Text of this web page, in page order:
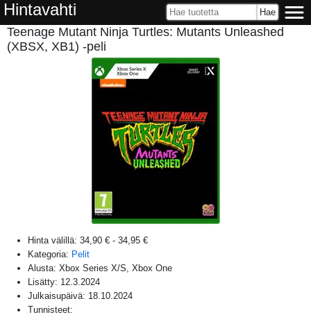
Hintavahti
Teenage Mutant Ninja Turtles: Mutants Unleashed
(XBSX, XB1) -peli
Hinta välillä: 34,90 € - 34,95 €
Kategoria: Pelit
Alusta: Xbox Series X/S, Xbox One
Lisätty: 12.3.2024
Julkaisupäivä: 18.10.2024
Tunnisteet: